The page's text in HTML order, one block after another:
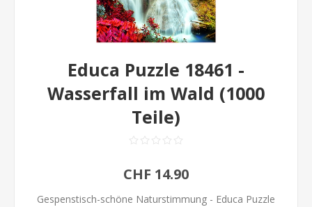
Educa Puzzle 18461 -
Wasserfall im Wald (1000
Teile)
CHF 14.90
Gespenstisch-schöne Naturstimmung - Educa Puzzle